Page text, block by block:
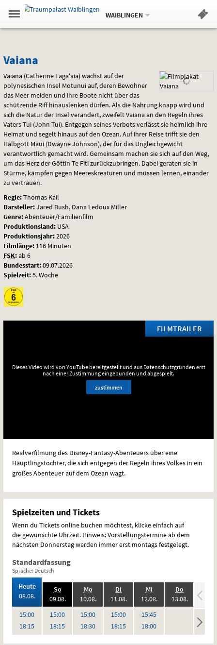
Springe
zum
,zum
.
Navigation
Gehe
zur
Standortauswahl
Standort:
WAIBLINGEN.
Hinweis
Vaiana
Vaiana
Vaiana (Catherine Lagaʻaia) wächst auf der
polynesischen Insel Motunui auf, deren Bewohner
das Meer meiden und ihre Boote nicht über das
schützende Riff hinauslenken dürfen. Als die Nahrung knapp wird und
sich die Natur der Insel verändert, zweifelt Vaiana an den Regeln ihres
Vaters Tui (John Tui). Entgegen seines Verbots verlässt sie heimlich ihre
Heimat und segelt hinaus auf den Ozean. Auf ihrer Reise trifft sie den
Halbgott Maui (Dwayne Johnson), der für das Ungleichgewicht
verantwortlich gemacht wird. Gemeinsam machen sie sich auf den Weg,
um das Herz der Göttin Te Fiti zurückzubringen. Dabei geraten sie in
Stürme, kämpfen gegen Meereskreaturen und müssen lernen, einander
zu vertrauen.
Regie:Thomas Kail
Darsteller:Jared Bush, Dana Ledoux Miller
Genre:Abenteuer/Familienfilm
Produktionsland: USA
Produktionsjahr:2026
Filmlänge: 116 Minuten
FSK:ab 6
Bundesstart:09.07.2026
Spielzeit:5. Woche
FILMTRAILER
Dieses Video wird von YouTube bereitgestellt und aus Datenschutzgründen erst
nach einer Zustimmung eingebunden und abgespielt.
zustimmen
Realverfilmung des Disney-Fantasy-Abenteuers über eine
Häuptlingstochter, die sich entgegen der Regeln ihres Volkes in ein
großes Abenteuer auf dem Ozean wagt.
Spielzeiten und Tickets
Wenn du Tickets online buchen möchtest, klicke einfach auf
die gewünschte Uhrzeit. Hinweis: Vorstellungstermine ab dem
nächsten Donnerstag werden immer erst montags festgelegt.
Standardfassung
Sprache: Deutsch
Heute,
08.08.2026:
15:00Uhr
18:15Uhr
So.,
09.08.2026:
15:00Uhr
18:15Uhr
Mo.,
10.08.2026:
15:00Uhr
18:30Uhr
Di
11.08.2026:
15:00Uhr
18:15Uhr
Mi.,
12.08.2026:
15:45Uhr
18:00Uhr
Do
13.08.2026:
Vorstellungen